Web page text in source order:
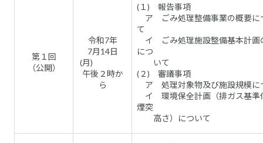
第１回
（公開）
令和7年
7月14日
(月)
午後２時か
ら
(１) 報告事項
ア ごみ処理整備事業の概要に
イ ごみ処理施設整備基本計画
につ
いて
(２) 審議事項
ア 処理対象物及び施設規模に
イ 環境保全計画（排ガス基準
煙突
高さ）について